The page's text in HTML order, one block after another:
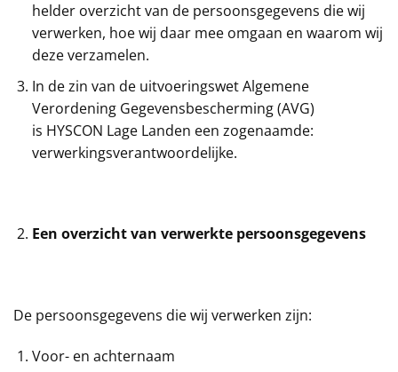
helder overzicht van de persoonsgegevens die wij
verwerken, hoe wij daar mee omgaan en waarom wij
deze verzamelen.
In de zin van de uitvoeringswet Algemene
Verordening Gegevensbescherming (AVG)
is HYSCON Lage Landen een zogenaamde:
verwerkingsverantwoordelijke.
Een overzicht van verwerkte persoonsgegevens
De persoonsgegevens die wij verwerken zijn:
Voor- en achternaam